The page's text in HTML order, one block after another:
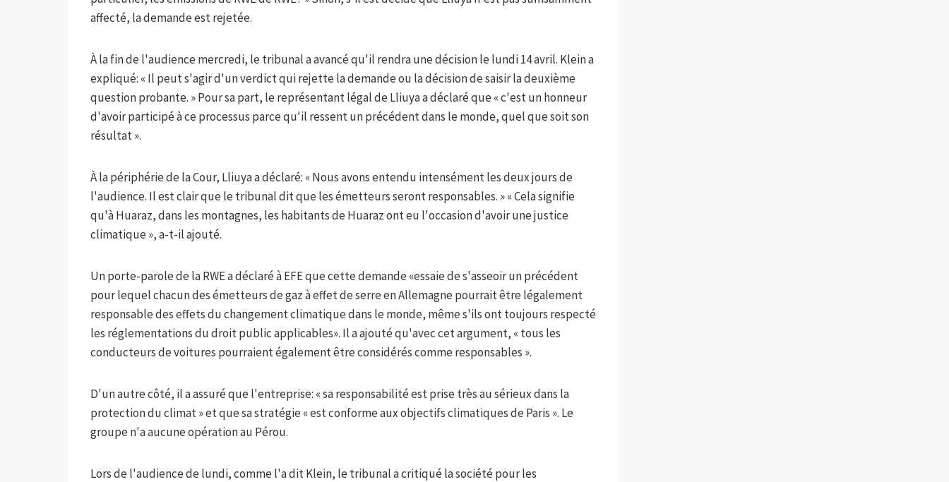
affecté, la demande est rejetée.
À la fin de l'audience mercredi, le tribunal a avancé qu'il rendra une décision le lundi 14 avril. Klein a
expliqué: « Il peut s'agir d'un verdict qui rejette la demande ou la décision de saisir la deuxième
question probante. » Pour sa part, le représentant légal de Lliuya a déclaré que « c'est un honneur
d'avoir participé à ce processus parce qu'il ressent un précédent dans le monde, quel que soit son
résultat ».
À la périphérie de la Cour, Lliuya a déclaré: « Nous avons entendu intensément les deux jours de
l'audience. Il est clair que le tribunal dit que les émetteurs seront responsables. » « Cela signifie
qu'à Huaraz, dans les montagnes, les habitants de Huaraz ont eu l'occasion d'avoir une justice
climatique », a-t-il ajouté.
Un porte-parole de la RWE a déclaré à EFE que cette demande «essaie de s'asseoir un précédent
pour lequel chacun des émetteurs de gaz à effet de serre en Allemagne pourrait être légalement
responsable des effets du changement climatique dans le monde, même s'ils ont toujours respecté
les réglementations du droit public applicables». Il a ajouté qu'avec cet argument, « tous les
conducteurs de voitures pourraient également être considérés comme responsables ».
D'un autre côté, il a assuré que l'entreprise: « sa responsabilité est prise très au sérieux dans la
protection du climat » et que sa stratégie « est conforme aux objectifs climatiques de Paris ». Le
groupe n'a aucune opération au Pérou.
Lors de l'audience de lundi, comme l'a dit Klein, le tribunal a critiqué la société pour les